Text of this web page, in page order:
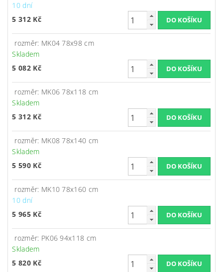
10 dní
5 312 Kč
rozměr: MK04 78x98 cm
Skladem
5 082 Kč
rozměr: MK06 78x118 cm
Skladem
5 312 Kč
rozměr: MK08 78x140 cm
Skladem
5 590 Kč
rozměr: MK10 78x160 cm
10 dní
5 965 Kč
rozměr: PK06 94x118 cm
Skladem
5 820 Kč